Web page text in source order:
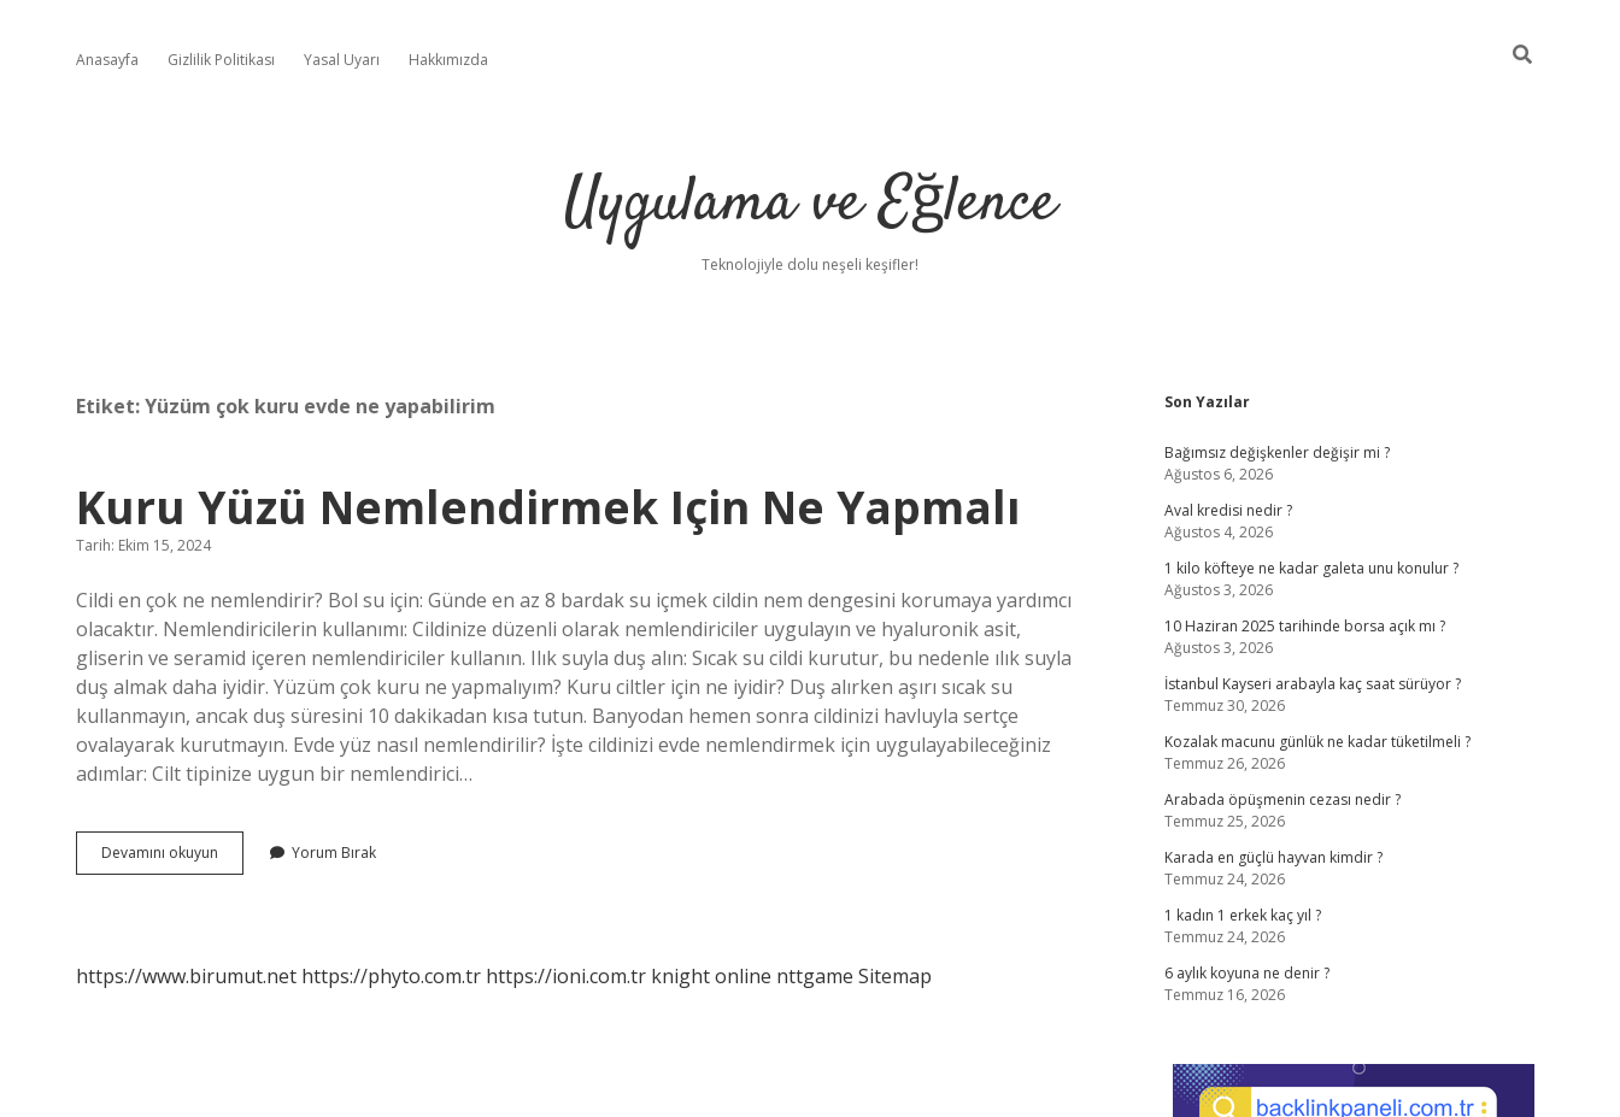
Anasayfa Gizlilik Politikası Yasal Uyarı Hakkımızda
Uygulama ve Eğlence
Teknolojiyle dolu neşeli keşifler!
Etiket:Yüzüm çok kuru evde ne yapabilirim
Kuru Yüzü Nemlendirmek Için Ne Yapmalı
Tarih: Ekim 15, 2024
Cildi en çok ne nemlendirir? Bol su için: Günde en az 8 bardak su içmek cildin nem dengesini korumaya yardımcı
olacaktır. Nemlendiricilerin kullanımı: Cildinize düzenli olarak nemlendiriciler uygulayın ve hyaluronik asit,
gliserin ve seramid içeren nemlendiriciler kullanın. Ilık suyla duş alın: Sıcak su cildi kurutur, bu nedenle ılık suyla
duş almak daha iyidir. Yüzüm çok kuru ne yapmalıyım? Kuru ciltler için ne iyidir? Duş alırken aşırı sıcak su
kullanmayın, ancak duş süresini 10 dakikadan kısa tutun. Banyodan hemen sonra cildinizi havluyla sertçe
ovalayarak kurutmayın. Evde yüz nasıl nemlendirilir? İşte cildinizi evde nemlendirmek için uygulayabileceğiniz
adımlar: Cilt tipinize uygun bir nemlendirici…
Devamını okuyun
Yüzü
Yorum Bırak
https://www.birumut.net https://phyto.com.tr https://ioni.com.tr knight online nttgame Sitemap
Sidebar
Son Yazılar
Bağımsız değişkenler değişir mi ?
Ağustos 6, 2026
Aval kredisi nedir ?
Ağustos 4, 2026
1 kilo köfteye ne kadar galeta unu konulur ?
Ağustos 3, 2026
10 Haziran 2025 tarihinde borsa açık mı ?
Ağustos 3, 2026
İstanbul Kayseri arabayla kaç saat sürüyor ?
Temmuz 30, 2026
Kozalak macunu günlük ne kadar tüketilmeli ?
Temmuz 26, 2026
Arabada öpüşmenin cezası nedir ?
Temmuz 25, 2026
Karada en güçlü hayvan kimdir ?
Temmuz 24, 2026
1 kadın 1 erkek kaç yıl ?
Temmuz 24, 2026
6 aylık koyuna ne denir ?
Temmuz 16, 2026